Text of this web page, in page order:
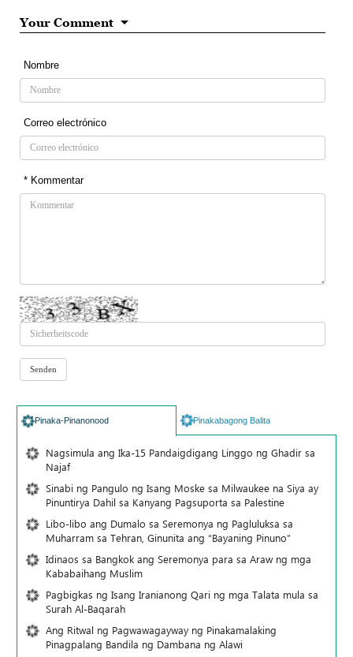
Your Comment
Nombre
Correo electrónico
* Kommentar
Pinaka-Pinanonood Pinakabagong Balita
Nagsimula ang Ika-15 Pandaigdigang Linggo ng Ghadir sa
Najaf
Sinabi ng Pangulo ng Isang Moske sa Milwaukee na Siya ay
Pinuntirya Dahil sa Kanyang Pagsuporta sa Palestine
Libo-libo ang Dumalo sa Seremonya ng Pagluluksa sa
Muharram sa Tehran, Ginunita ang “Bayaning Pinuno”
Idinaos sa Bangkok ang Seremonya para sa Araw ng mga
Kababaihang Muslim
Pagbigkas ng Isang Iranianong Qari ng mga Talata mula sa
Surah Al-Baqarah
Ang Ritwal ng Pagwawagayway ng Pinakamalaking
Pinagpalang Bandila ng Dambana ng Alawi